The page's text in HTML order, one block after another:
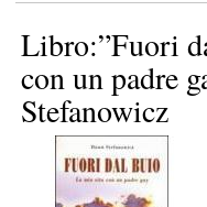
Libro:”Fuori
con un padre
Stefanowicz